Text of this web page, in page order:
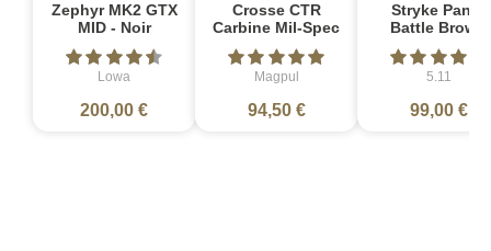
Zephyr MK2 GTX
MID - Noir
Lowa
200,00 €
Crosse CTR
Carbine Mil-Spec
Magpul
94,50 €
Stryke Pant -
Battle Brown
5.11
99,00 €